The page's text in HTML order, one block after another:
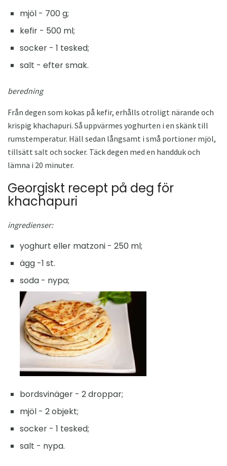
mjöl - 700 g;
kefir - 500 ml;
socker - 1 tesked;
salt - efter smak.
beredning
Från degen som kokas på kefir, erhålls otroligt närande och
krispig khachapuri. Så uppvärmes yoghurten i en skänk till
rumstemperatur. Häll sedan långsamt i små portioner mjöl,
tillsätt salt och socker. Täck degen med en handduk och
lämna i 20 minuter.
Georgiskt recept på deg för
khachapuri
ingredienser:
yoghurt eller matzoni - 250 ml;
ägg -1 st.
soda - nypa;
bordsvinäger - 2 droppar;
mjöl - 2 objekt;
socker - 1 tesked;
salt - nypa.